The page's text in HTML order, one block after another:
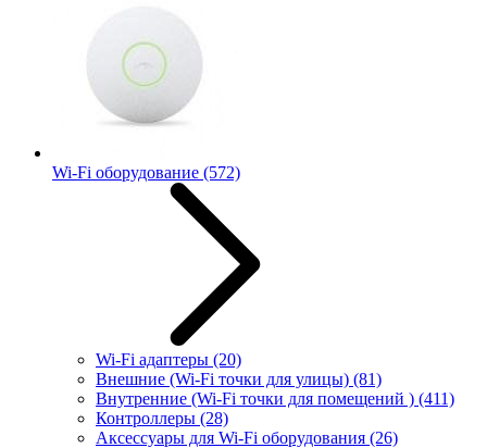
Wi-Fi оборудование (572)
Wi-Fi адаптеры (20)
Внешние (Wi-Fi точки для улицы) (81)
Внутренние (Wi-Fi точки для помещений ) (411)
Контроллеры (28)
Аксессуары для Wi-Fi оборудования (26)